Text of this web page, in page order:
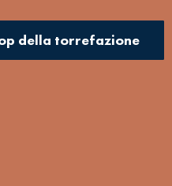
della torrefazione